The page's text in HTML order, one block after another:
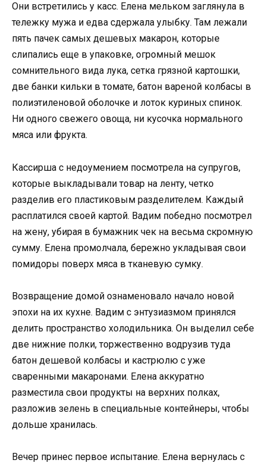
Они встретились у касс. Елена мельком заглянула в
тележку мужа и едва сдержала улыбку. Там лежали
пять пачек самых дешевых макарон, которые
слипались еще в упаковке, огромный мешок
сомнительного вида лука, сетка грязной картошки,
две банки кильки в томате, батон вареной колбасы в
полиэтиленовой оболочке и лоток куриных спинок.
Ни одного свежего овоща, ни кусочка нормального
мяса или фрукта.
Кассирша с недоумением посмотрела на супругов,
которые выкладывали товар на ленту, четко
разделив его пластиковым разделителем. Каждый
расплатился своей картой. Вадим победно посмотрел
на жену, убирая в бумажник чек на весьма скромную
сумму. Елена промолчала, бережно укладывая свои
помидоры поверх мяса в тканевую сумку.
Возвращение домой ознаменовало начало новой
эпохи на их кухне. Вадим с энтузиазмом принялся
делить пространство холодильника. Он выделил себе
две нижние полки, торжественно водрузив туда
батон дешевой колбасы и кастрюлю с уже
сваренными макаронами. Елена аккуратно
разместила свои продукты на верхних полках,
разложив зелень в специальные контейнеры, чтобы
дольше хранилась.
Вечер принес первое испытание. Елена вернулась с